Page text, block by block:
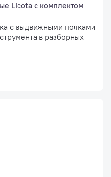
Licota с комплектом
с выдвижными полками
в разборных